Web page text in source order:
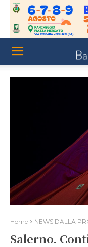
Home NEWS DALLA
Salerno.